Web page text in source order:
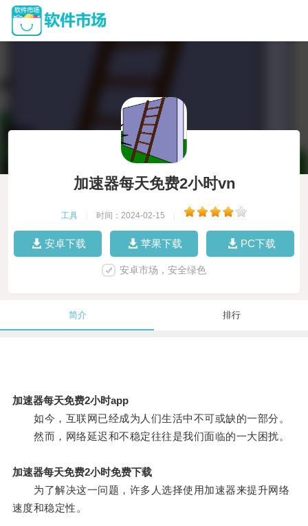
加速器每天免费2小时vn
工具 时间：2024-02-15
安卓下载 苹果下载 PC下载
安卓市场，安全绿色
简介 排行
加速器每天免费2小时app
如今，互联网已经成为人们生活中不可或缺的一部分。
然而，网络延迟和不稳定往往是我们面临的一大困扰。
加速器每天免费2小时免费下载
为了解决这一问题，许多人选择使用加速器来提升网络
速度和稳定性。